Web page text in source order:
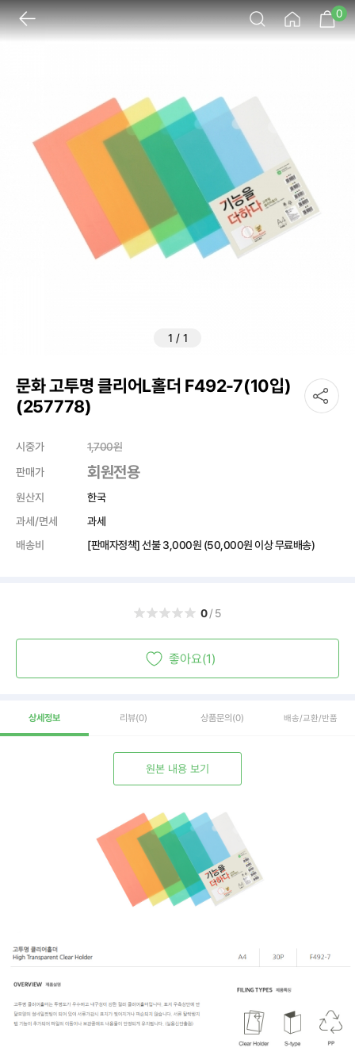
0
1 / 1
문화 고투명 클리어L홀더 F492-7(10입)
(257778)
시중가 1,700원
판매가
회원전용
원산지
한국
과세/면세
과세
배송비
[판매자정책] 선불 3,000원 (50,000원 이상 무료배송)
0/5
좋아요(1)
상세정보 리뷰(0) 상품문의 (0) 배송/교환/반품
원본 내용 보기